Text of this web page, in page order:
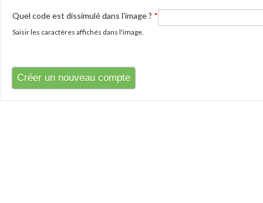
Quel code est dissimulé dans l'image ? *
Saisir les caractères affichés dans l'image.